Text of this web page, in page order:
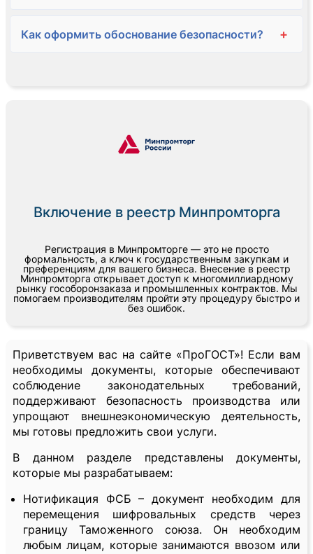
Как оформить обоснование безопасности? +
Включение в реестр Минпромторга
Регистрация в Минпромторге — это не просто
формальность, а ключ к государственным закупкам и
преференциям для вашего бизнеса. Внесение в реестр
Минпромторга открывает доступ к многомиллиардному
рынку гособоронзаказа и промышленных контрактов. Мы
помогаем производителям пройти эту процедуру быстро и
без ошибок.
Приветствуем вас на сайте «ПроГОСТ»! Если вам
необходимы документы, которые обеспечивают
соблюдение законодательных требований,
поддерживают безопасность производства или
упрощают внешнеэкономическую деятельность,
мы готовы предложить свои услуги.
В данном разделе представлены документы,
которые мы разрабатываем:
Нотификация ФСБ – документ необходим для
перемещения шифровальных средств через
границу Таможенного союза. Он необходим
любым лицам, которые занимаются ввозом или